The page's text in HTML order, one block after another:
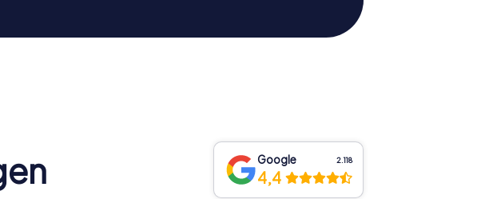
Google 2.118
4,4